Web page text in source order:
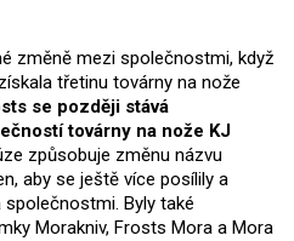
změně mezi společnostmi, když
třetinu továrny na nože
se později stává
továrny na nože KJ
způsobuje změnu názvu
aby se ještě více posílily a
Byly také
Morakniv, Frosts Mora a Mora